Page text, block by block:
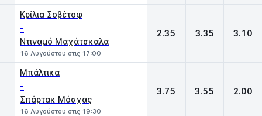
Κρίλια Σοβέτοφ
-
Ντιναμό Μαχάτσκαλα
16 Αυγούστου στις 17:00
2.35 3.35 3.10
Μπάλτικα
-
Σπάρτακ Μόσχας
16 Αυγούστου στις 19:30
3.75 3.55 2.00